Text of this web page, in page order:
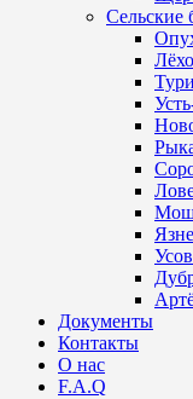
Сельские
Документы
Контакты
О нас
F.A.Q